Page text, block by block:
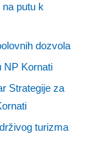
putu k
dozvola
NP Kornati
Strategije za
turizma